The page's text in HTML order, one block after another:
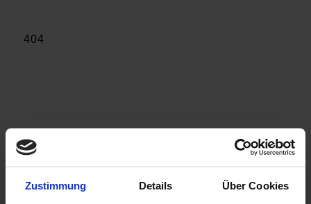
Zustimmung Details Über Cookies